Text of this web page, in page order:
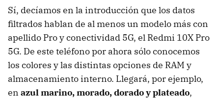
Sí, decíamos en la introducción que los datos
filtrados hablan de al menos un modelo más con
apellido Pro y conectividad 5G, el Redmi 10X Pro
5G. De este teléfono por ahora sólo conocemos
los colores y las distintas opciones de RAM y
almacenamiento interno. Llegará, por ejemplo,
en azul marino, morado, dorado y plateado,